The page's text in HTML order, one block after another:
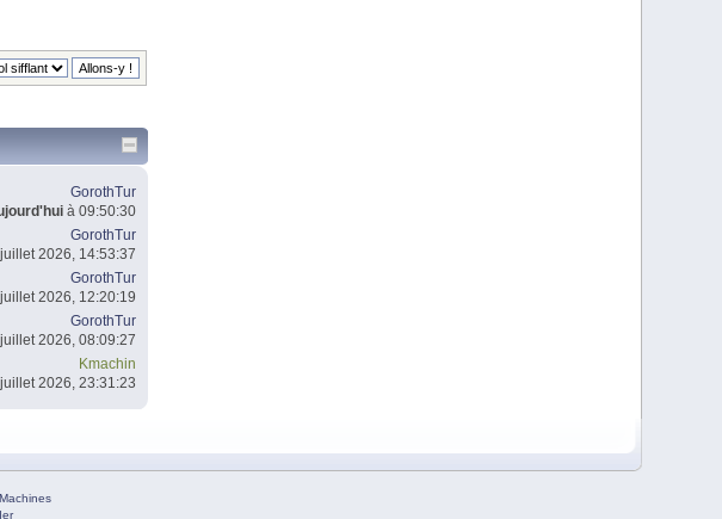
GorothTur
à 09:50:30
GorothTur
2026, 14:53:37
GorothTur
2026, 12:20:19
GorothTur
2026, 08:09:27
Kmachin
2026, 23:31:23